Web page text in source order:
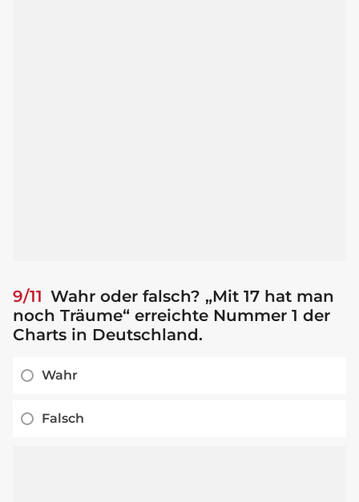
9/11 Wahr oder falsch? „Mit 17 hat man
noch Träume“ erreichte Nummer 1 der
Charts in Deutschland.
Wahr
Falsch